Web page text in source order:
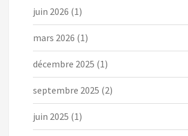
juin 2026 (1)
mars 2026 (1)
décembre 2025 (1)
septembre 2025 (2)
juin 2025 (1)